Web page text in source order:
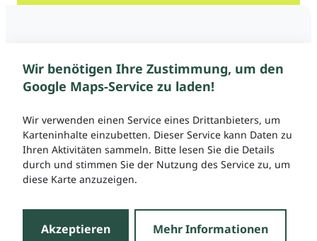
Wir benötigen Ihre Zustimmung, um den
Google Maps-Service zu laden!
Wir verwenden einen Service eines Drittanbieters, um
Karteninhalte einzubetten. Dieser Service kann Daten zu
Ihren Aktivitäten sammeln. Bitte lesen Sie die Details
durch und stimmen Sie der Nutzung des Service zu, um
diese Karte anzuzeigen.
Akzeptieren Mehr Informationen